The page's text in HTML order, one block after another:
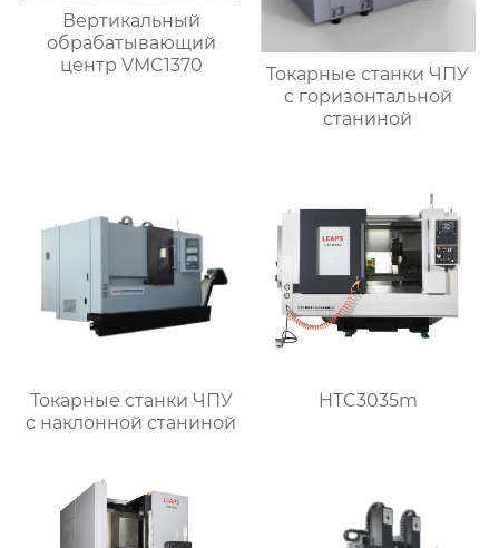
Вертикальный
обрабатывающий
центр VMC1370
Токарные станки ЧПУ
с горизонтальной
станиной
Токарные станки ЧПУ
c наклонной станиной
HTC3035m